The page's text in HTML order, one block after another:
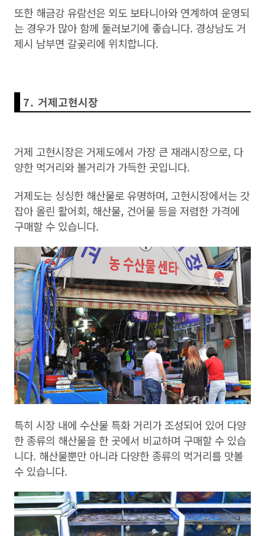
또한 해금강 유람선은 외도 보타니아와 연계하여 운영되
는 경우가 많아 함께 둘러보기에 좋습니다. 경상남도 거
제시 남부면 갈곶리에 위치합니다.
7. 거제고현시장
거제 고현시장은 거제도에서 가장 큰 재래시장으로, 다
양한 먹거리와 볼거리가 가득한 곳입니다.
거제도는 싱싱한 해산물로 유명하며, 고현시장에서는 갓
잡아 올린 활어회, 해산물, 건어물 등을 저렴한 가격에
구매할 수 있습니다.
특히 시장 내에 수산물 특화 거리가 조성되어 있어 다양
한 종류의 해산물을 한 곳에서 비교하며 구매할 수 있습
니다. 해산물뿐만 아니라 다양한 종류의 먹거리를 맛볼
수 있습니다.